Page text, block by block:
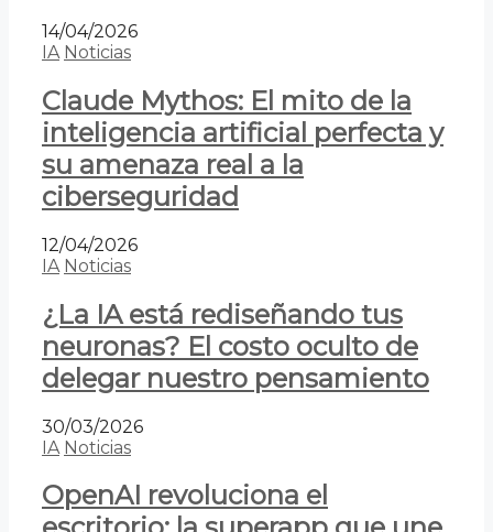
14/04/2026
IA Noticias
Claude Mythos: El mito de la
inteligencia artificial perfecta y
su amenaza real a la
ciberseguridad
12/04/2026
IA Noticias
¿La IA está rediseñando tus
neuronas? El costo oculto de
delegar nuestro pensamiento
30/03/2026
IA Noticias
OpenAI revoluciona el